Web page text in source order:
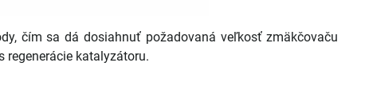
čím sa dá dosiahnuť požadovaná veľkosť zmäkčovaču
regenerácie katalyzátoru.